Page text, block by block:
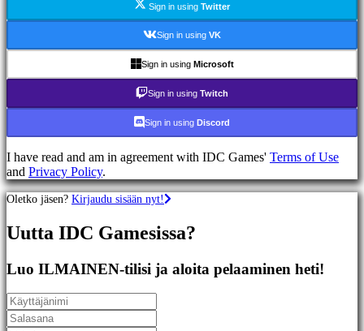
games
games
games
games
games
Demot
Yhteisö
Gameplay
sisäiset
Uutiset
Media
Oppaat
Sign in using Twitter
Sign in using VK
Sign in using Microsoft
Sign in using Twitch
Sign in using Discord
I have read and am in agreement with IDC Games' Terms of Use
and Privacy Policy.
Oletko jäsen? Kirjaudu sisään nyt!
Uutta IDC Gamesissa?
Luo ILMAINEN-tilisi ja aloita pelaaminen heti!